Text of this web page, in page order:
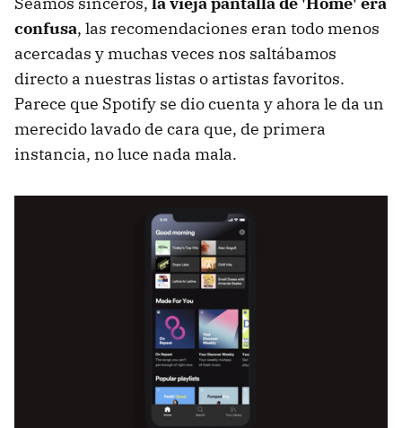
confusa, las recomendaciones eran todo menos
acercadas y muchas veces nos saltábamos
directo a nuestras listas o artistas favoritos.
Parece que Spotify se dio cuenta y ahora le da un
merecido lavado de cara que, de primera
instancia, no luce nada mala.